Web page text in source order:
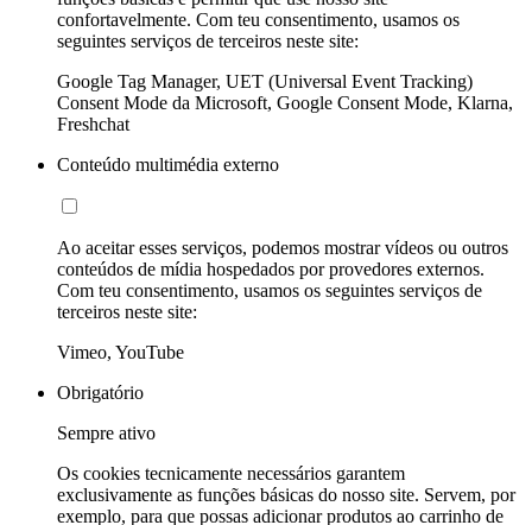
confortavelmente. Com teu consentimento, usamos os
seguintes serviços de terceiros neste site:
Google Tag Manager, UET (Universal Event Tracking)
Consent Mode da Microsoft, Google Consent Mode, Klarna,
Freshchat
Conteúdo multimédia externo
Ao aceitar esses serviços, podemos mostrar vídeos ou outros
conteúdos de mídia hospedados por provedores externos.
Com teu consentimento, usamos os seguintes serviços de
terceiros neste site:
Vimeo, YouTube
Obrigatório
Sempre ativo
Os cookies tecnicamente necessários garantem
exclusivamente as funções básicas do nosso site. Servem, por
exemplo, para que possas adicionar produtos ao carrinho de